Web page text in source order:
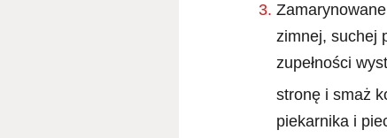
zimnej, suchej
zupełności
stronę i smaż
piekarnika i